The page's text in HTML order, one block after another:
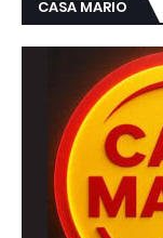
CASA MARIO